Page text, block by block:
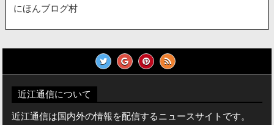
にほんブログ村
近江通信について
近江通信は国内外の情報を配信するニュースサイトです。